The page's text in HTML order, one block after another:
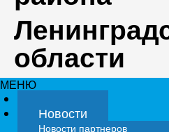
области
МЕНЮ
Новости
Новости партнеров